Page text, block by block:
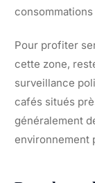
Pour profiter
cette zone,
surveillance
cafés situés
généralement
environnement